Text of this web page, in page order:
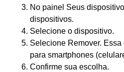
No painel Seus
dispositivos.
Selecione o dispositivo.
Selecione Remover.
para smartphones
Confirme sua escolha.